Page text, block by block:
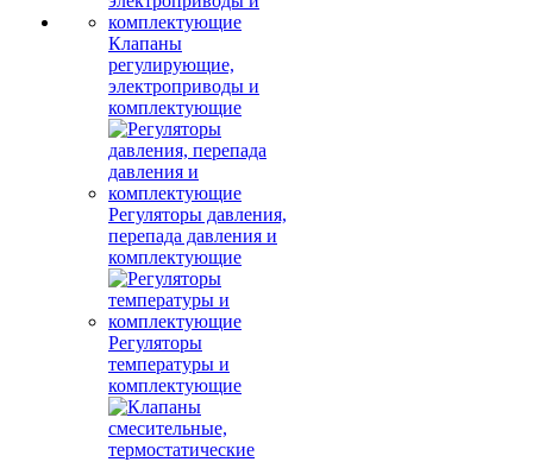
Клапаны
регулирующие,
электроприводы и
комплектующие
Регуляторы давления,
перепада давления и
комплектующие
Регуляторы
температуры и
комплектующие